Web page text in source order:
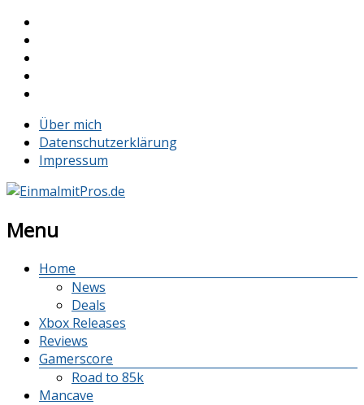
Über mich
Datenschutzerklärung
Impressum
Menu
Home
News
Deals
Xbox Releases
Reviews
Gamerscore
Road to 85k
Mancave